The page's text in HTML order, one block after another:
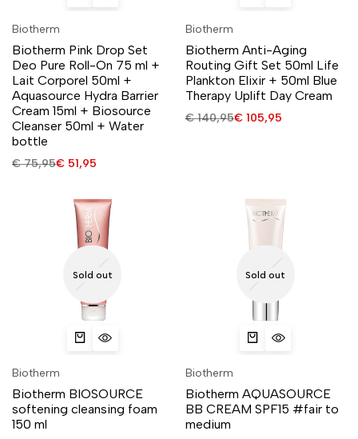
Biotherm
Biotherm Pink Drop Set
Deo Pure Roll-On 75 ml +
Lait Corporel 50ml +
Aquasource Hydra Barrier
Cream 15ml + Biosource
Cleanser 50ml + Water
bottle
€75,95€ 51,95
Biotherm
Biotherm Anti-Aging
Routing Gift Set 50ml Life
Plankton Elixir + 50ml Blue
Therapy Uplift Day Cream
€140,95€105,95
Sold out
Biotherm
Biotherm BIOSOURCE
softening cleansing foam
150 ml
Sold out
Biotherm
Biotherm AQUASOURCE
BB CREAM SPF15 #fair to
medium